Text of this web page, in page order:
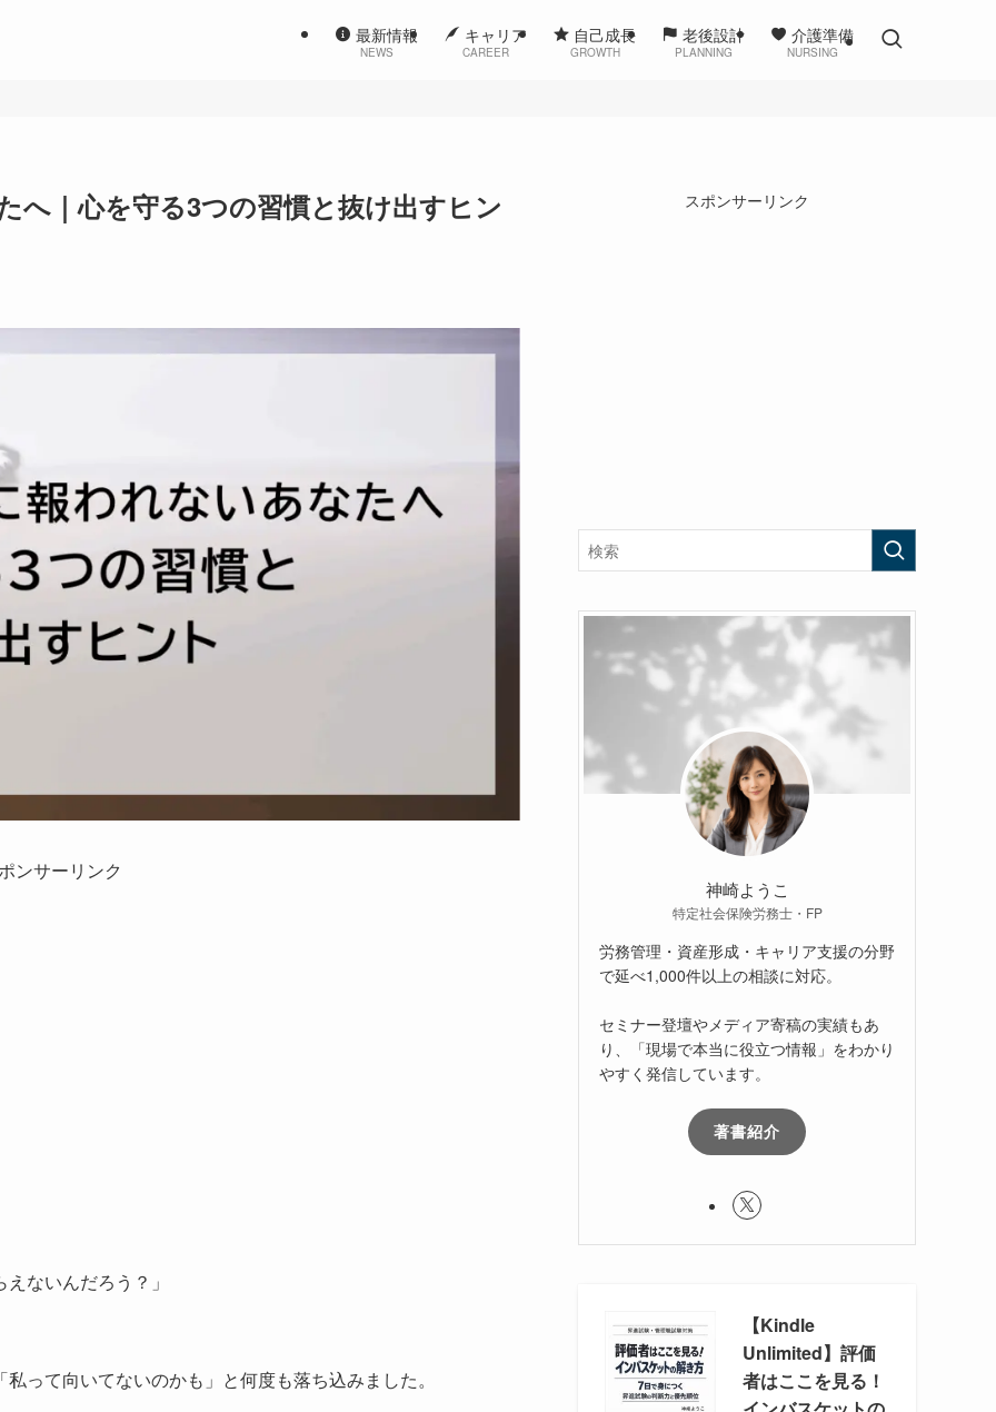
最新情報
NEWS
キャリア
CAREER
自己成長
GROWTH
老後設計
PLANNING
介護準備
NURSING
へ｜心を守る3つの習慣と抜け出すヒン
ンサーリンク
ないんだろう？」
って向いてないのかも」と何度も落ち込みました。
スポンサーリンク
神崎ようこ
特定社会保険労務士・FP
労務管理・資産形成・キャリア支援の分野
で延べ1,000件以上の相談に対応。
セミナー登壇やメディア寄稿の実績もあ
り、「現場で本当に役立つ情報」をわかり
やすく発信しています。
著書紹介
【Kindle
Unlimited】評価
者はここを見る！